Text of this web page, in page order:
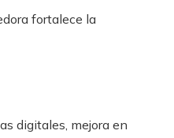
fortalece la
digitales, mejora en